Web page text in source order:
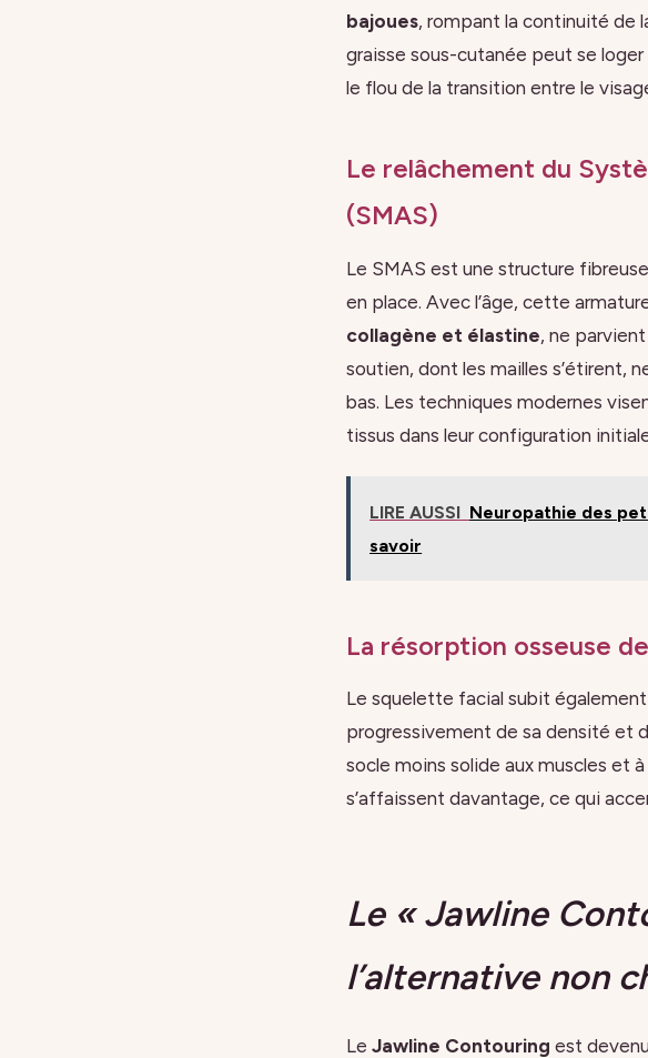
bajoues, rompant la continuité de
graisse sous-cutanée peut se
le flou de la transition entre le
Le relâchement du
(SMAS)
Le SMAS est une structure
en place. Avec l’âge, cette
collagène et élastine, ne
soutien, dont les mailles s’étirent,
bas. Les techniques modernes
tissus dans leur configuration
LIRE AUSSI Neuropathie des
savoir
La résorption osseuse
Le squelette facial subit
progressivement de sa densité et
socle moins solide aux muscles et
s’affaissent davantage, ce qui
Le « Jawline
l’alternative non
Le Jawline Contouring est